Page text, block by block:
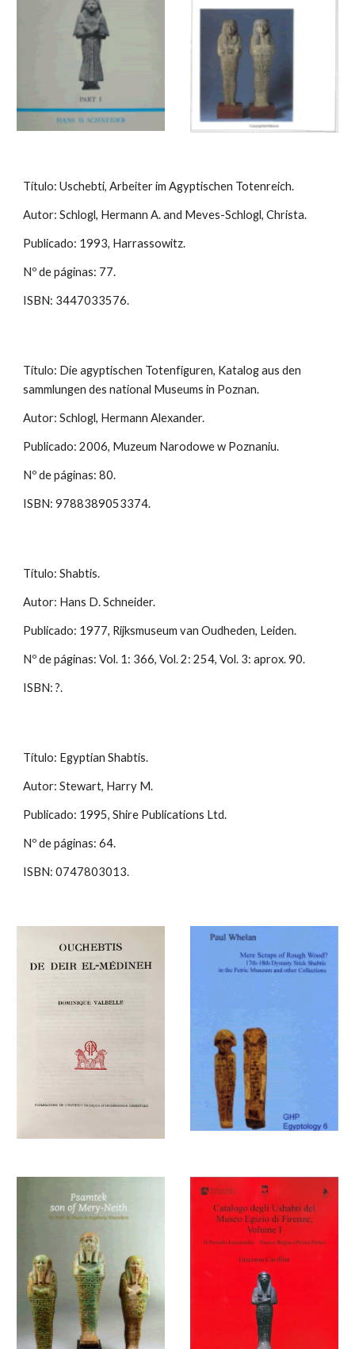
Título: Uschebti, Arbeiter im Agyptischen Totenreich.
Autor: Schlogl, Hermann A. and Meves-Schlogl, Christa.
Publicado: 1993, Harrassowitz.
Nº de páginas: 77.
ISBN: 3447033576.
Título: Die agyptischen Totenfiguren, Katalog aus den
sammlungen des national Museums in Poznan.
Autor: Schlogl, Hermann Alexander.
Publicado: 2006, Muzeum Narodowe w Poznaniu.
Nº de páginas: 80.
ISBN: 9788389053374.
Título: Shabtis.
Autor: Hans D. Schneider.
Publicado: 1977, Rijksmuseum van Oudheden, Leiden.
Nº de páginas: Vol. 1: 366, Vol. 2: 254, Vol. 3: aprox. 90.
ISBN: ?.
Título: Egyptian Shabtis.
Autor: Stewart, Harry M.
Publicado: 1995, Shire Publications Ltd.
Nº de páginas: 64.
ISBN: 0747803013.